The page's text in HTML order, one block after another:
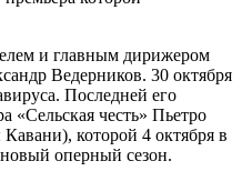
и главным дирижером
Ведерников. 30 октября
Последней его
«Сельская честь» Пьетро
которой 4 октября в
оперный сезон.